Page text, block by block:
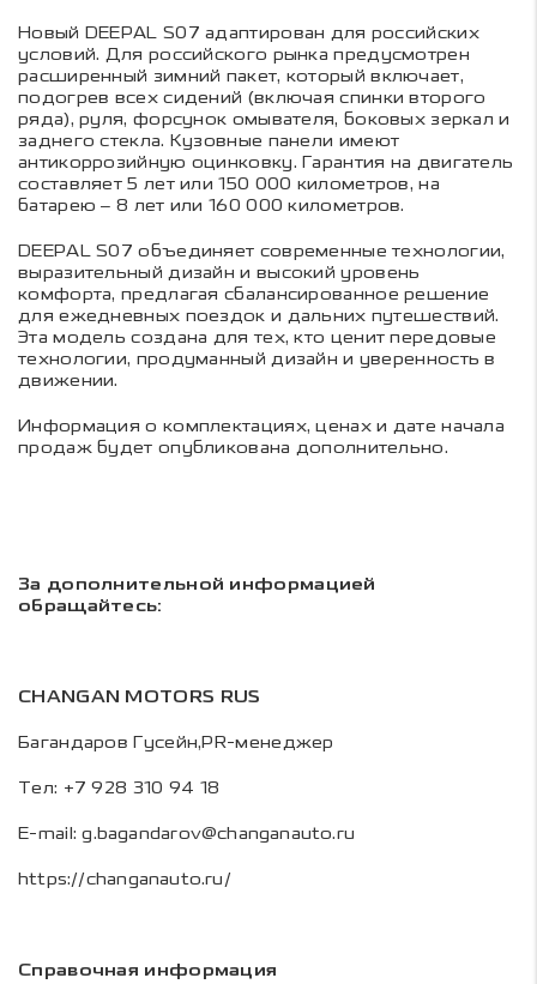
Новый DEEPAL S07 адаптирован для российских
условий. Для российского рынка предусмотрен
расширенный зимний пакет, который включает,
подогрев всех сидений (включая спинки второго
ряда), руля, форсунок омывателя, боковых зеркал и
заднего стекла. Кузовные панели имеют
антикоррозийную оцинковку. Гарантия на двигатель
составляет 5 лет или 150 000 километров, на
батарею – 8 лет или 160 000 километров.
DEEPAL S07 объединяет современные технологии,
выразительный дизайн и высокий уровень
комфорта, предлагая сбалансированное решение
для ежедневных поездок и дальних путешествий.
Эта модель создана для тех, кто ценит передовые
технологии, продуманный дизайн и уверенность в
движении.
Информация о комплектациях, ценах и дате начала
продаж будет опубликована дополнительно.
За дополнительной информацией
обращайтесь:
CHANGAN MOTORS RUS
Багандаров Гусейн,PR-менеджер
Тел: +7 928 310 94 18
E-mail:g.bagandarov@changanauto.ru
https://changanauto.ru/
Справочная информация